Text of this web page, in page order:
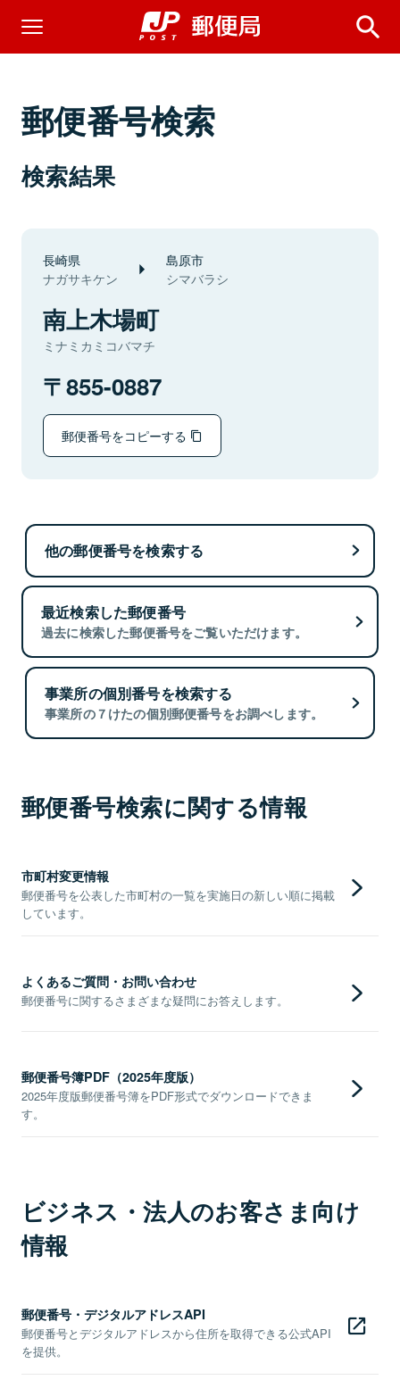
郵便番号検索
検索結果
長崎県
ナガサキケン
島原市
シマバラシ
南上木場町
ミナミカミコバマチ
855-0887
郵便番号をコピーする
他の郵便番号を検索する
最近検索した郵便番号
過去に検索した郵便番号をご覧いただけます。
事業所の個別番号を検索する
事業所の７けたの個別郵便番号をお調べします。
郵便番号検索に関する情報
市町村変更情報
郵便番号を公表した市町村の一覧を実施日の新しい順に掲載
しています。
よくあるご質問・お問い合わせ
郵便番号に関するさまざまな疑問にお答えします。
郵便番号簿PDF（2025年度版）
2025年度版郵便番号簿をPDF形式でダウンロードできま
す。
ビジネス・法人のお客さま向け
情報
郵便番号・デジタルアドレスAPI
郵便番号とデジタルアドレスから住所を取得できる公式API
を提供。